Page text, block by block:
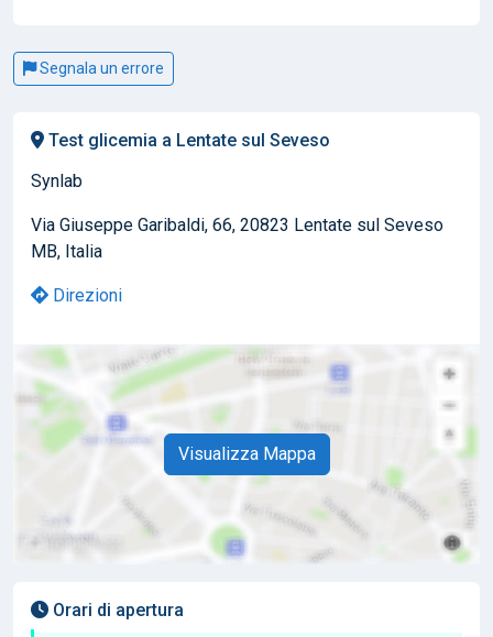
Segnala un errore
Test glicemia a Lentate sul Seveso
Synlab
Via Giuseppe Garibaldi, 66, 20823 Lentate sul Seveso
MB, Italia
Direzioni
Visualizza Mappa
Orari di apertura